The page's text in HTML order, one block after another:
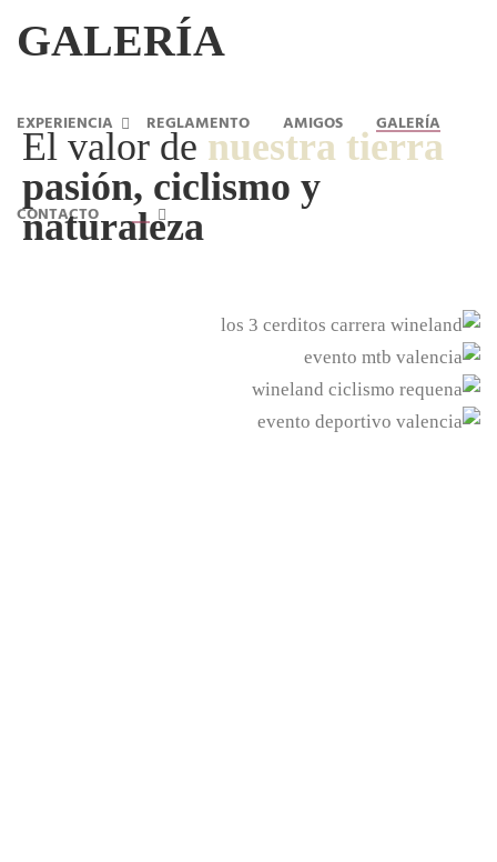
EXPERIENCIA REGLAMENTO AMIGOS GALERÍA
CONTACTO
GALERÍA
El valor de nuestra tierra
pasión, ciclismo y
naturaleza